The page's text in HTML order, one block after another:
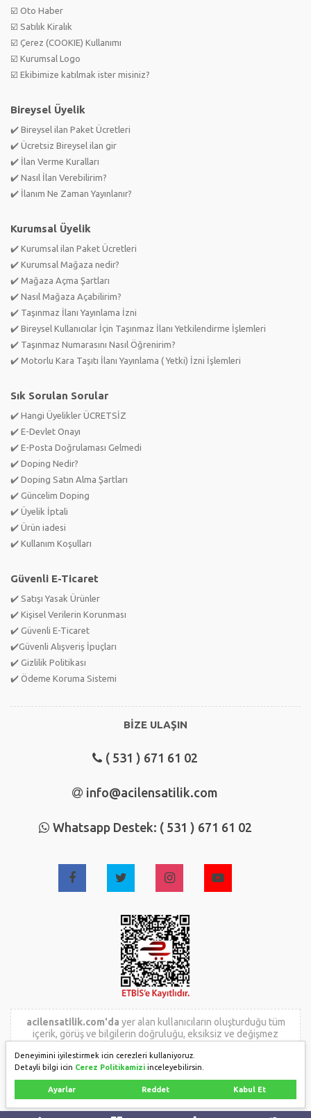
☑️ Oto Haber
☑️ Satılık Kiralık
☑️ Çerez (COOKIE) Kullanımı
☑️ Kurumsal Logo
☑️ Ekibimize katılmak ister misiniz?
Bireysel Üyelik
✔️ Bireysel ilan Paket Ücretleri
✔️ Ücretsiz Bireysel ilan gir
✔️ İlan Verme Kuralları
✔️ Nasıl İlan Verebilirim?
✔️ İlanım Ne Zaman Yayınlanır?
Kurumsal Üyelik
✔️ Kurumsal ilan Paket Ücretleri
✔️ Kurumsal Mağaza nedir?
✔️ Mağaza Açma Şartları
✔️ Nasıl Mağaza Açabilirim?
✔️ Taşınmaz İlanı Yayınlama İzni
✔️ Bireysel Kullanıcılar İçin Taşınmaz İlanı Yetkilendirme İşlemleri
✔️ Taşınmaz Numarasını Nasıl Öğrenirim?
✔️ Motorlu Kara Taşıtı İlanı Yayınlama ( Yetki) İzni İşlemleri
Sık Sorulan Sorular
✔️ Hangi Üyelikler ÜCRETSİZ
✔️ E-Devlet Onayı
✔️ E-Posta Doğrulaması Gelmedi
✔️ Doping Nedir?
✔️ Doping Satın Alma Şartları
✔️ Güncelim Doping
✔️ Üyelik İptali
✔️ Ürün iadesi
✔️ Kullanım Koşulları
Güvenli E-Ticaret
✔️ Satışı Yasak Ürünler
✔️ Kişisel Verilerin Korunması
✔️ Güvenli E-Ticaret
✔️Güvenli Alışveriş İpuçları
✔️ Gizlilik Politikası
✔️ Ödeme Koruma Sistemi
BİZE ULAŞIN
( 531 ) 671 61 02
info@acilensatilik.com
Whatsapp Destek: ( 531 ) 671 61 02
acilensatilik.com'da yer alan kullanıcıların oluşturduğu tüm
içerik, görüş ve bilgilerin doğruluğu, eksiksiz ve değişmez
oluşturan kullanıcıya aittir. Bu içeriğin, görüş ve bilgilerin
yanlışlık, eksiklik veya yasalarla düzenlenmiş kurallara
aykırılığındanacilensatilik.comhiçbir şekilde sorumlu değildir.
Sorularınız için ilan sahibi ile irtibata geçebilirsiniz.
Deneyimini iyilestirmek icin cerezleri kullaniyoruz.
Detayli bilgi icin Cerez Politikamizi inceleyebilirsin.
Ayarlar Reddet Kabul Et